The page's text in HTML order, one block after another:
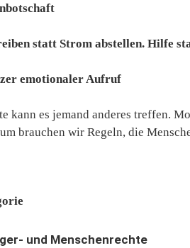
statt Strom abstellen. Hilfe
emotionaler Aufruf
kann es jemand anderes treffen.
brauchen wir Regeln, die
und Menschenrechte